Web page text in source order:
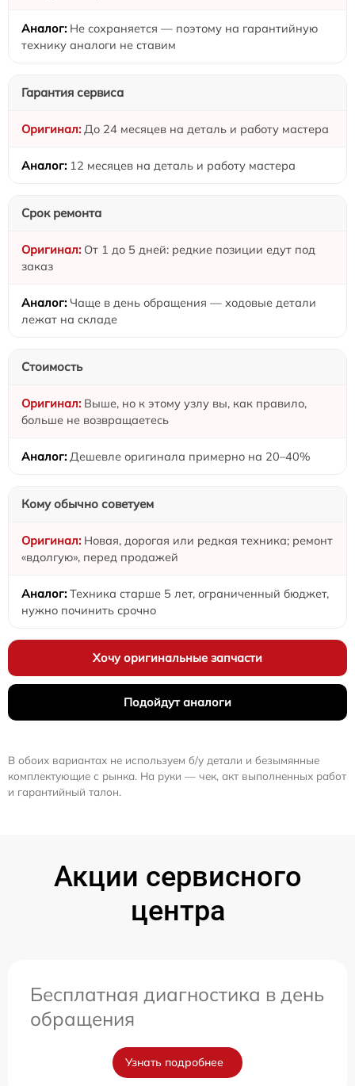
Не сохраняется — поэтому на гарантийную
технику аналоги не ставим
Гарантия сервиса
До 24 месяцев на деталь и работу мастера
12 месяцев на деталь и работу мастера
Срок ремонта
От 1 до 5 дней: редкие позиции едут под
заказ
Чаще в день обращения — ходовые детали
лежат на складе
Стоимость
Выше, но к этому узлу вы, как правило,
больше не возвращаетесь
Дешевле оригинала примерно на 20–40%
Кому обычно советуем
Новая, дорогая или редкая техника; ремонт
«вдолгую», перед продажей
Техника старше 5 лет, ограниченный бюджет,
нужно починить срочно
Хочу оригинальные запчасти
Подойдут аналоги
В обоих вариантах не используем б/у детали и безымянные
комплектующие с рынка. На руки — чек, акт выполненных работ
и гарантийный талон.
Акции сервисного
центра
Бесплатная диагностика в день
обращения
Узнать подробнее